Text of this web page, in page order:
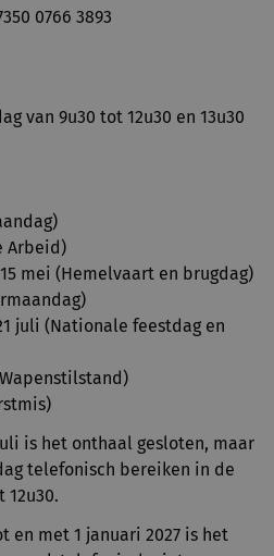
0766 3893
van 9u30 tot 12u30 en 13u30
Arbeid)
mei (Hemelvaart en brugdag)
juli (Nationale feestdag en
is het onthaal gesloten, maar
telefonisch bereiken in de
12u30.
en met 1 januari 2027 is het